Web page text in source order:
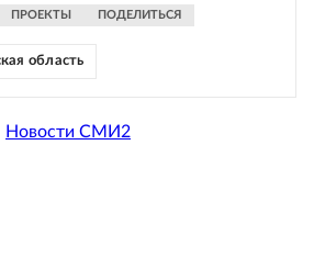
ПРОЕКТЫ ПОДЕЛИТЬСЯ
область
Новости СМИ2